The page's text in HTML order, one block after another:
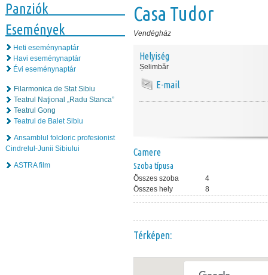
Panziók
Események
Heti eseménynaptár
Havi eseménynaptár
Évi eseménynaptár
Filarmonica de Stat Sibiu
Teatrul Naţional „Radu Stanca”
Teatrul Gong
Teatrul de Balet Sibiu
Ansamblul folcloric profesionist
Cindrelul-Junii Sibiului
ASTRA film
Casa Tudor
Vendégház
Helyiség
Șelimbăr
E-mail
Camere
Szoba típusa
Összes szoba
4
Összes hely
8
Térképen: